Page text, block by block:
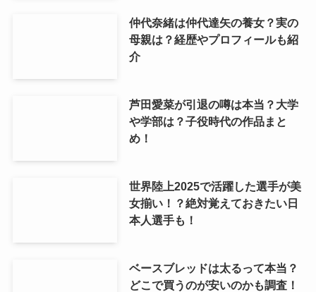
仲代奈緒は仲代達矢の養女？実の
母親は？経歴やプロフィールも紹
介
芦田愛菜が引退の噂は本当？大学
や学部は？子役時代の作品まと
め！
世界陸上2025で活躍した選手が美
女揃い！？絶対覚えておきたい日
本人選手も！
ベースブレッドは太るって本当？
どこで買うのが安いのかも調査！